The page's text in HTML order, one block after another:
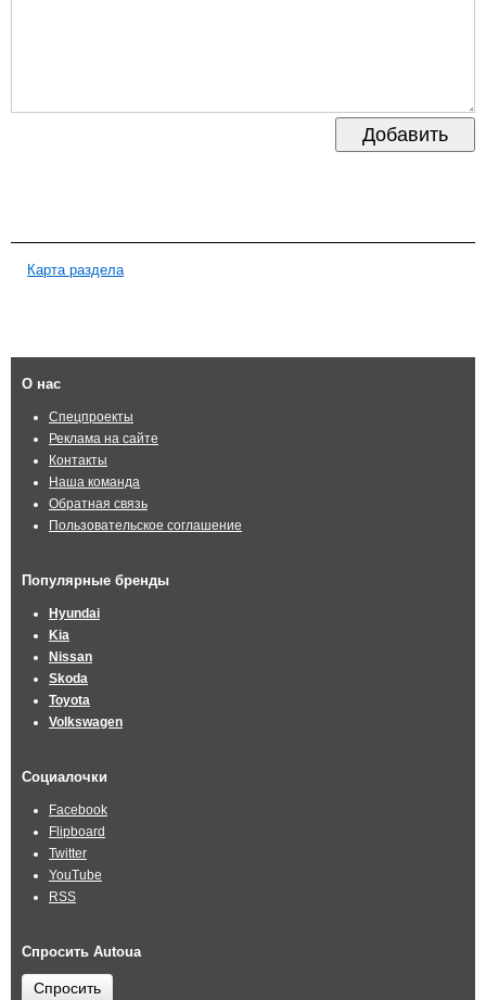
Добавить
Карта раздела
О нас
Спецпроекты
Реклама на сайте
Контакты
Наша команда
Обратная связь
Пользовательское соглашение
Популярные бренды
Hyundai
Kia
Nissan
Skoda
Toyota
Volkswagen
Социалочки
Facebook
Flipboard
Twitter
YouTube
RSS
Спросить Autoua
Спросить